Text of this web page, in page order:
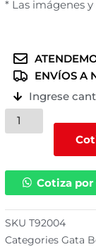
* Las imágenes
ENVÍOS A
Ingrese
Gata
botella
T92004
cantidad
Cotiza
SKU T92004
Categories Gata